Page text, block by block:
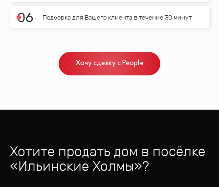
06 Подборка для Вашего клиента в течение 30 минут
Хочу сделку с People
Хотите продать дом в посёлке
«Ильинские Холмы»?